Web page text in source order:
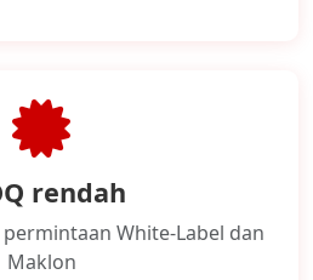
rendah
White-Label dan
Maklon